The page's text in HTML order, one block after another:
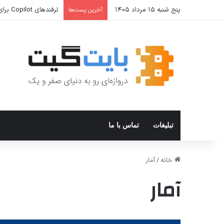
پنج شنبه ۱۵ مرداد ۱۴۰۵ آخرین پست‌ها ترفندهای Copilot برای کار و افزایش بهره‌وری
تبلیغات تماس با ما
خانه /آمار
آمار